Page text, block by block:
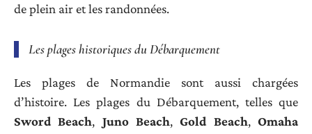
de plein air et les randonnées.
Les plages historiques du Débarquement
Les plages de Normandie sont aussi chargées
d’histoire. Les plages du Débarquement, telles que
Sword Beach, Juno Beach,Gold Beach,Omaha